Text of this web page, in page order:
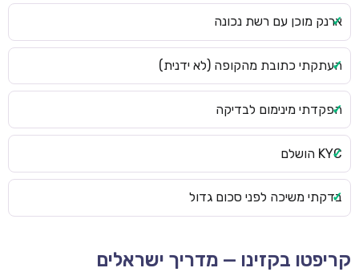
ארנק מוכן עם רשת נכונה
העתקתי כתובת מהקופה (לא ידנית)
הפקדתי מינימום לבדיקה
KYC הושלם
בדקתי משיכה לפני סכום גדול
קריפטו בקזינו — מדריך ישראלים